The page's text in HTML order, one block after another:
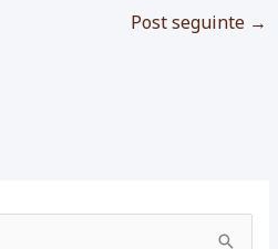
Post seguinte →